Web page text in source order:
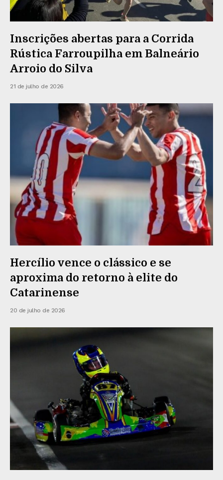
Inscrições abertas para a Corrida
Rústica Farroupilha em Balneário
Arroio do Silva
21 de julho de 2026
Hercílio vence o clássico e se
aproxima do retorno à elite do
Catarinense
20 de julho de 2026